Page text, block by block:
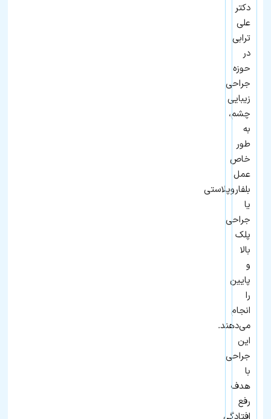
دکتر
علی
ترابی
در
حوزه
جراحی
زیبایی
چشم،
به
طور
خاص
عمل
بلفاروپلاستی
یا
جراحی
پلک
بالا
و
پایین
را
انجام
می‌دهند.
این
جراحی
با
هدف
رفع